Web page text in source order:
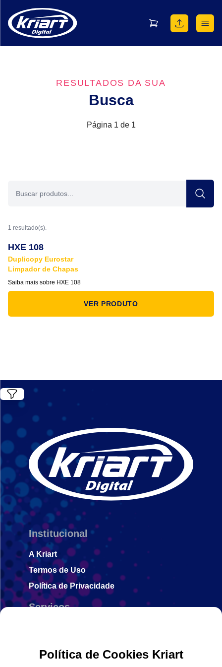
RESULTADOS DA SUA
Busca
Página 1 de 1
1 resultado(s).
HXE 108
Duplicopy Eurostar
Limpador de Chapas
Saiba mais sobre HXE 108
VER PRODUTO
Institucional
A Kriart
Termos de Uso
Política de Privacidade
Serviços
Insumos gráficos
Política de Cookies Kriart